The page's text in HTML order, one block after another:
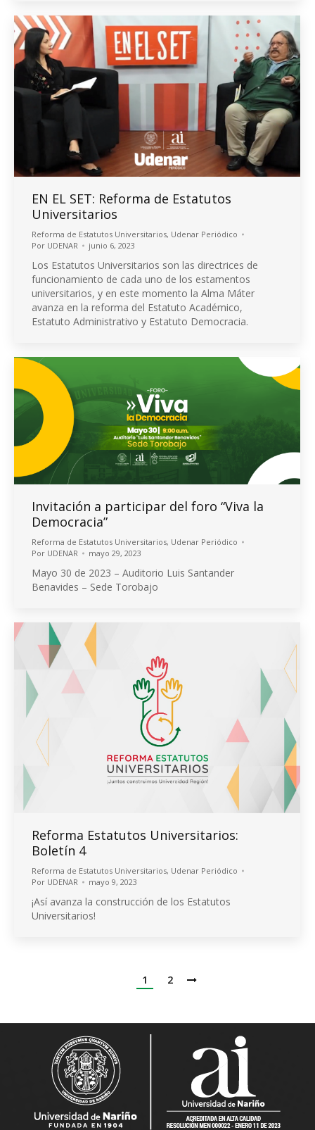
EN EL SET: Reforma de Estatutos
Universitarios
Reforma de Estatutos Universitarios, Udenar Periódico
Por UDENAR junio 6, 2023
Los Estatutos Universitarios son las directrices de
funcionamiento de cada uno de los estamentos
universitarios, y en este momento la Alma Máter
avanza en la reforma del Estatuto Académico,
Estatuto Administrativo y Estatuto Democracia.
Invitación a participar del foro “Viva la
Democracia”
Reforma de Estatutos Universitarios, Udenar Periódico
Por UDENAR mayo 29, 2023
Mayo 30 de 2023 – Auditorio Luis Santander
Benavides – Sede Torobajo
Reforma Estatutos Universitarios:
Boletín 4
Reforma de Estatutos Universitarios, Udenar Periódico
Por UDENAR mayo 9, 2023
¡Así avanza la construcción de los Estatutos
Universitarios!
1 2